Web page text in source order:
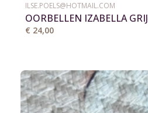
ILSE.POELS@HOTMAIL.COM
OORBELLEN IZABELLA
€ 24,00